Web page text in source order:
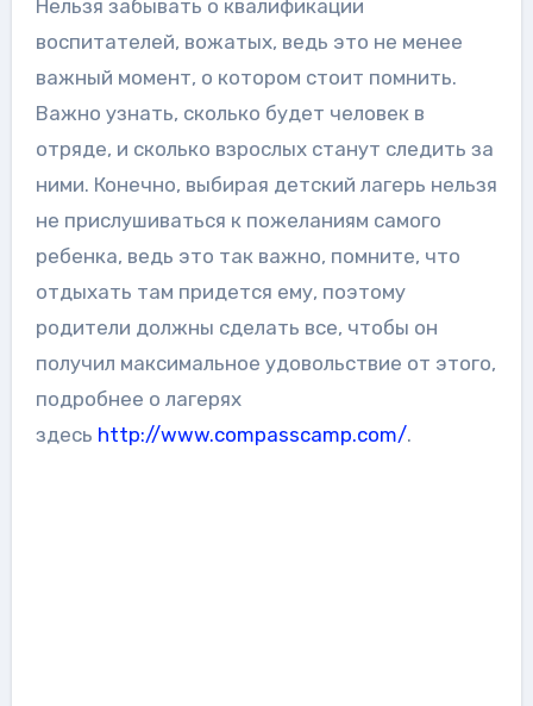
Нельзя забывать о квалификации
воспитателей, вожатых, ведь это не менее
важный момент, о котором стоит помнить.
Важно узнать, сколько будет человек в
отряде, и сколько взрослых станут следить за
ними. Конечно, выбирая детский лагерь нельзя
не прислушиваться к пожеланиям самого
ребенка, ведь это так важно, помните, что
отдыхать там придется ему, поэтому
родители должны сделать все, чтобы он
получил максимальное удовольствие от этого,
подробнее о лагерях
здесь http://www.compasscamp.com/.